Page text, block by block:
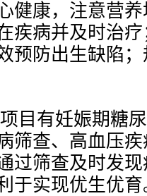
健康，注意营
疾病并及时治
预防出生缺陷
目有妊娠期糖
筛查、高血压
过筛查及时发
于实现优生优育